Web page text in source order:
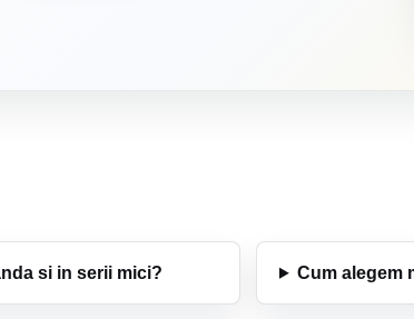
si in serii mici? Cum alegem